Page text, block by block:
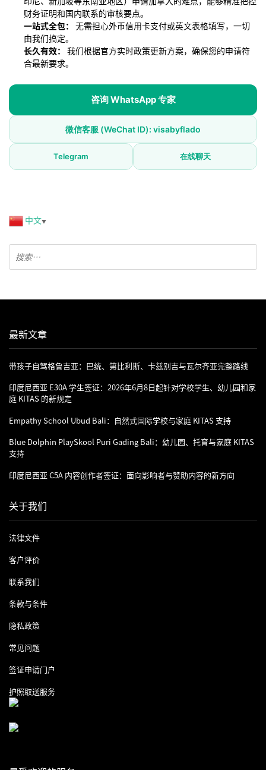
财务证明和国内联系的审核要点。
一站式全包： 无需担心外币信用卡支付或英文表格填写，一切
由我们搞定。
长久有效： 我们根据官方实时政策更新方案，确保您的申请符
合最新要求。
咨询 WhatsApp 专家
微信客服 (WeChat ID): visabyflado
Telegram 在线聊天
中文▼
最新文章
带孩子自驾格鲁吉亚：巴统、第比利斯、卡兹别吉与瓦尔齐亚完整路线
印度尼西亚 E30A 学生签证：2026年6月8日起针对学校学生、幼儿园和家
庭 KITAS 的新规定
Empathy School Ubud Bali：自然式国际学校与家庭 KITAS 支持
Blue Dolphin PlaySkool Puri Gading Bali：幼儿园、托育与家庭 KITAS
支持
印度尼西亚 C5A 内容创作者签证：面向影响者与赞助内容的新方向
关于我们
法律文件
客户评价
联系我们
条款与条件
隐私政策
常见问题
签证申请门户
护照取送服务